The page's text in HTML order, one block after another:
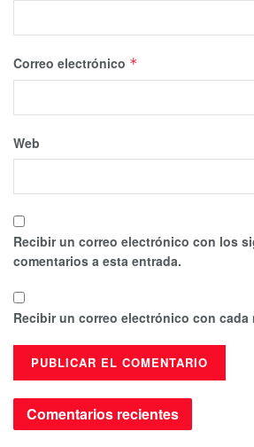
Correo electrónico *
Web
Recibir un correo electrónico con los
comentarios a esta entrada.
Recibir un correo electrónico con cada
Comentarios recientes